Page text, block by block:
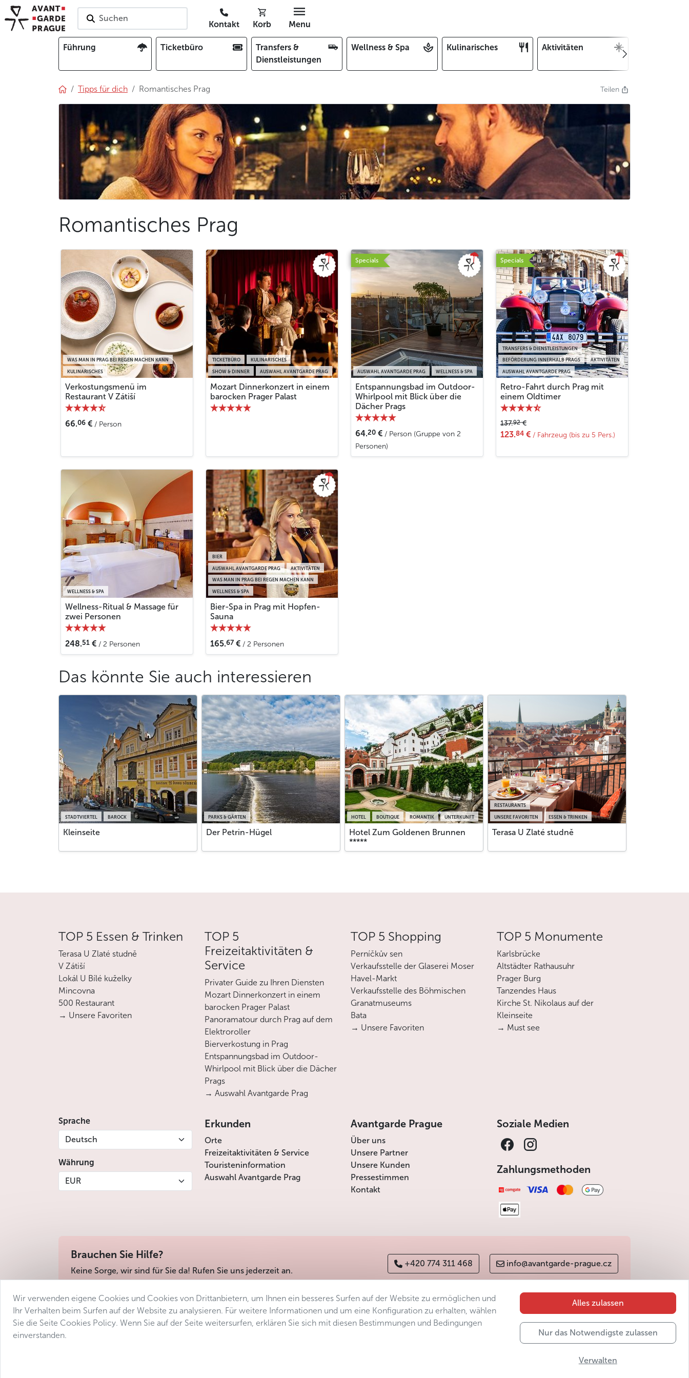
Suchen
Kontakt Korb Menu
Führung Ticketbüro
Transfers &
Dienstleistungen
Wellness & Spa Kulinarisches Aktivitäten
Tipps für dich Romantisches Prag Teilen
Romantisches Prag
KULINARISCHES
WAS MAN IN PRAG BEI REGEN MACHEN KANN
Verkostungsmenü im
Restaurant V Zátiší
66.06 € / Person
SHOW & DINNER AUSWAHL AVANTGARDE PRAG
TICKETBÜRO KULINARISCHES
Mozart Dinnerkonzert in einem
barocken Prager Palast
Specials
AUSWAHL AVANTGARDE PRAG WELLNESS & SPA
Entspannungsbad im Outdoor-
Whirlpool mit Blick über die
Dächer Prags
64.20 € / Person (Gruppe von 2
Personen)
Specials
AUSWAHL AVANTGARDE PRAG
BEFÖRDERUNG INNERHALB PRAGS AKTIVITÄTEN
TRANSFERS & DIENSTLEISTUNGEN
Retro-Fahrt durch Prag mit
einem Oldtimer
137.92€
123.84 € / Fahrzeug (bis zu 5 Pers.)
WELLNESS & SPA
Wellness-Ritual & Massage für
zwei Personen
248.51 € / 2 Personen
WELLNESS & SPA
WAS MAN IN PRAG BEI REGEN MACHEN KANN
AUSWAHL AVANTGARDE PRAG AKTIVITÄTEN
BIER
Bier-Spa in Prag mit Hopfen-
Sauna
165.67 € / 2 Personen
Das könnte Sie auch interessieren
STADTVIERTEL BAROCK
Kleinseite
PARKS & GÄRTEN
Der Petrin-Hügel
HOTEL BOUTIQUE ROMANTIK UNTERKUNFT
Hotel Zum Goldenen Brunnen
*****
UNSERE FAVORITEN ESSEN & TRINKEN
RESTAURANTS
Terasa U Zlaté studně
TOP 5 Essen & Trinken
Terasa U Zlaté studně
V Zátiší
Lokál U Bílé kuželky
Mincovna
500 Restaurant
→ Unsere Favoriten
TOP 5
Freizeitaktivitäten &
Service
Privater Guide zu Ihren Diensten
Mozart Dinnerkonzert in einem
barocken Prager Palast
Panoramatour durch Prag auf dem
Elektroroller
Bierverkostung in Prag
Entspannungsbad im Outdoor-
Whirlpool mit Blick über die Dächer
Prags
→ Auswahl Avantgarde Prag
TOP 5 Shopping
Perníčkův sen
Verkaufsstelle der Glaserei Moser
Havel-Markt
Verkaufsstelle des Böhmischen
Granatmuseums
Bata
→ Unsere Favoriten
TOP 5 Monumente
Karlsbrücke
Altstädter Rathausuhr
Prager Burg
Tanzendes Haus
Kirche St. Nikolaus auf der
Kleinseite
→ Must see
Sprache
Deutsch
Währung
EUR
Erkunden
Orte
Freizeitaktivitäten & Service
Touristeninformation
Auswahl Avantgarde Prag
Avantgarde Prague
Über uns
Unsere Partner
Unsere Kunden
Pressestimmen
Kontakt
Soziale Medien
Zahlungsmethoden
Brauchen Sie Hilfe?
Keine Sorge, wir sind für Sie da! Rufen Sie uns jederzeit an.
+420 774 311 468 info@avantgarde-prague.cz
Geschäftsbedingungen Datenschutz Barrierefreiheitserklärung Manage consent Sitemap
Wir verwenden eigene Cookies und Cookies von Drittanbietern, um Ihnen ein besseres Surfen auf der Website zu ermöglichen und
Ihr Verhalten beim Surfen auf der Website zu analysieren. Für weitere Informationen und um eine Konfiguration zu erhalten, wählen
Sie die Seite Cookies Policy. Wenn Sie auf der Seite weitersurfen, erklären Sie sich mit diesen Bestimmungen und Bedingungen
einverstanden.
Alles zulassen
Nur das Notwendigste zulassen
Verwalten